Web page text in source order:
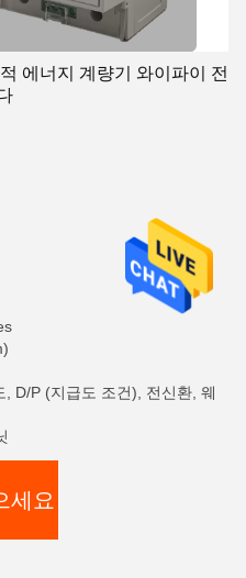
에너지 계량기 와이파이 전
D/P (지급도 조건), 전신환, 웨
세요